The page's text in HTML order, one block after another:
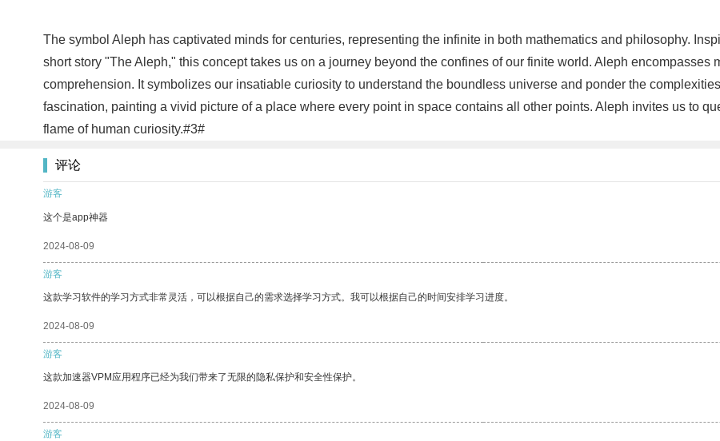
The symbol Aleph has captivated minds for centuries, representing the infinite in both mathematics and philosophy.
short story "The Aleph," this concept takes us on a journey beyond the confines of our finite world. Aleph encompasses
comprehension. It symbolizes our insatiable curiosity to understand the boundless universe and ponder the
fascination, painting a vivid picture of a place where every point in space contains all other points. Aleph invites us to
flame of human curiosity.#3#
评论
游客
这个是app神器
2024-08-09
游客
这款学习软件的学习方式非常灵活，可以根据自己的需求选择学习方式。我可以根据自己的时间安排学习进度。
2024-08-09
游客
这款加速器VPM应用程序已经为我们带来了无限的隐私保护和安全性保护。
2024-08-09
游客